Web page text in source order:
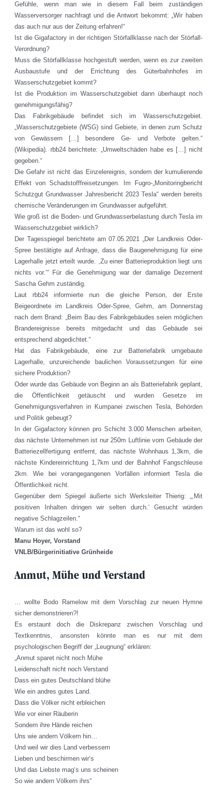
Gefühle, wenn man wie in diesem Fall beim zuständigen
Wasserversorger nachfragt und die Antwort bekommt: „Wir haben
das auch nur aus der Zeitung erfahren!“
Ist die Gigafactory in der richtigen Störfallklasse nach der Störfall-
Verordnung?
Muss die Störfallklasse hochgestuft werden, wenn es zur zweiten
Ausbaustufe und der Errichtung des Güterbahnhofes im
Wasserschutzgebiet kommt?
Ist die Produktion im Wasserschutzgebiet dann überhaupt noch
genehmigungsfähig?
Das Fabrikgebäude befindet sich im Wasserschutzgebiet.
„Wasserschutzgebiete (WSG) sind Gebiete, in denen zum Schutz
von Gewässern […] besondere Ge- und Verbote gelten.“
(Wikipedia). rbb24 berichtete: „Umweltschäden habe es […] nicht
gegeben.“
Die Gefahr ist nicht das Einzelereignis, sondern der kumulierende
Effekt von Schadstofffreisetzungen. Im Fugro-„Monitoringbericht
Schutzgut Grundwasser Jahresbericht 2023 Tesla“ werden bereits
chemische Veränderungen im Grundwasser aufgeführt.
Wie groß ist die Boden- und Grundwasserbelastung durch Tesla im
Wasserschutzgebiet wirklich?
Der Tagesspiegel berichtete am 07.05.2021 „Der Landkreis Oder-
Spree bestätigte auf Anfrage, dass die Baugenehmigung für eine
Lagerhalle jetzt erteilt wurde. ,Zu einer Batterieproduktion liegt uns
nichts vor.‘“ Für die Genehmigung war der damalige Dezernent
Sascha Gehm zuständig.
Laut rbb24 informierte nun die gleiche Person, der Erste
Beigeordnete im Landkreis Oder-Spree, Gehm, am Donnerstag
nach dem Brand: „Beim Bau des Fabrikgebäudes seien möglichen
Brand­ereignisse bereits mitgedacht und das Gebäude sei
entsprechend abgedichtet.“
Hat das Fabrikgebäude, eine zur Batteriefabrik umgebaute
Lagerhalle, unzureichende baulichen Voraussetzungen für eine
sichere Produktion?
Oder wurde das Gebäude von Beginn an als Batteriefabrik geplant,
die Öffentlichkeit getäuscht und wurden Gesetze im
Genehmigungsverfahren in Kumpanei zwischen Tesla, Behörden
und Politik gebeugt?
In der Gigafactory können pro Schicht 3.000 Menschen arbeiten,
das nächste Unternehmen ist nur 250m Luftlinie vom Gebäude der
Batteriezellfertigung entfernt, das nächste Wohnhaus 1,3km, die
nächste Kindereinrichtung 1,7km und der Bahnhof Fangschleuse
2km. Wie bei vorangegangenen Vorfällen informiert Tesla die
Öffentlichkeit nicht.
Gegenüber dem Spiegel äußerte sich Werksleiter Thierig: „,Mit
positiven Inhalten dringen wir selten durch.‘ Gesucht würden
negative Schlagzeilen.“
Warum ist das wohl so?
Manu Hoyer, Vorstand
VNLB/Bürgerinitiative Grünheide
Anmut, Mühe und Verstand
… wollte Bodo Ramelow mit dem Vorschlag zur neuen Hymne
sicher demonstrieren?!
Es erstaunt doch die Diskrepanz zwischen Vorschlag und
Textkenntnis, ansonsten könnte man es nur mit dem
psychologischen Begriff der „Leugnung“ erklären:
„Anmut sparet nicht noch Mühe
Leidenschaft nicht noch Verstand
Dass ein gutes Deutschland blühe
Wie ein andres gutes Land.
Dass die Völker nicht erbleichen
Wie vor einer Räuberin
Sondern ihre Hände reichen
Uns wie andern Völkern hin…
Und weil wir dies Land verbessern
Lieben und beschirmen wir‘s
Und das Liebste mag‘s uns scheinen
So wie andern Völkern ihrs“